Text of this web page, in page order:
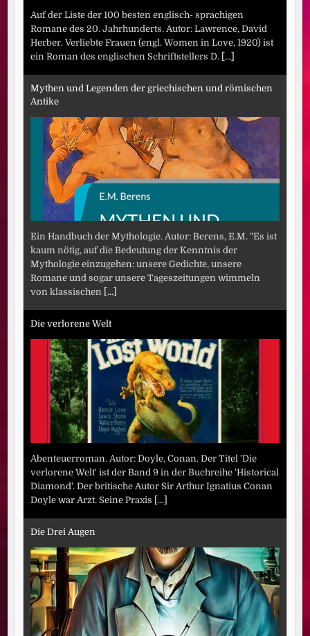
Auf der Liste der 100 besten englisch- sprachigen
Romane des 20. Jahrhunderts. Autor: Lawrence, David
Herber. Verliebte Frauen (engl. Women in Love, 1920) ist
ein Roman des englischen Schriftstellers D. [...]
Mythen und Legenden der griechischen und römischen
Antike
Ein Handbuch der Mythologie. Autor: Berens, E.M. "Es ist
kaum nötig, auf die Bedeutung der Kenntnis der
Mythologie einzugehen: unsere Gedichte, unsere
Romane und sogar unsere Tageszeitungen wimmeln
von klassischen [...]
Die verlorene Welt
Abenteuerroman. Autor: Doyle, Conan. Der Titel 'Die
verlorene Welt' ist der Band 9 in der Buchreihe 'Historical
Diamond'. Der britische Autor Sir Arthur Ignatius Conan
Doyle war Arzt. Seine Praxis [...]
Die Drei Augen